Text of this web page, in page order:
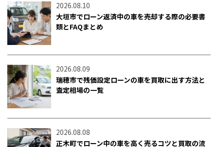
2026.08.10
大垣市でローン返済中の車を売却する際の必要書
類とFAQまとめ
2026.08.09
瑞穂市で残価設定ローンの車を買取に出す方法と
査定相場の一覧
2026.08.08
正木町でローン中の車を高く売るコツと買取の流